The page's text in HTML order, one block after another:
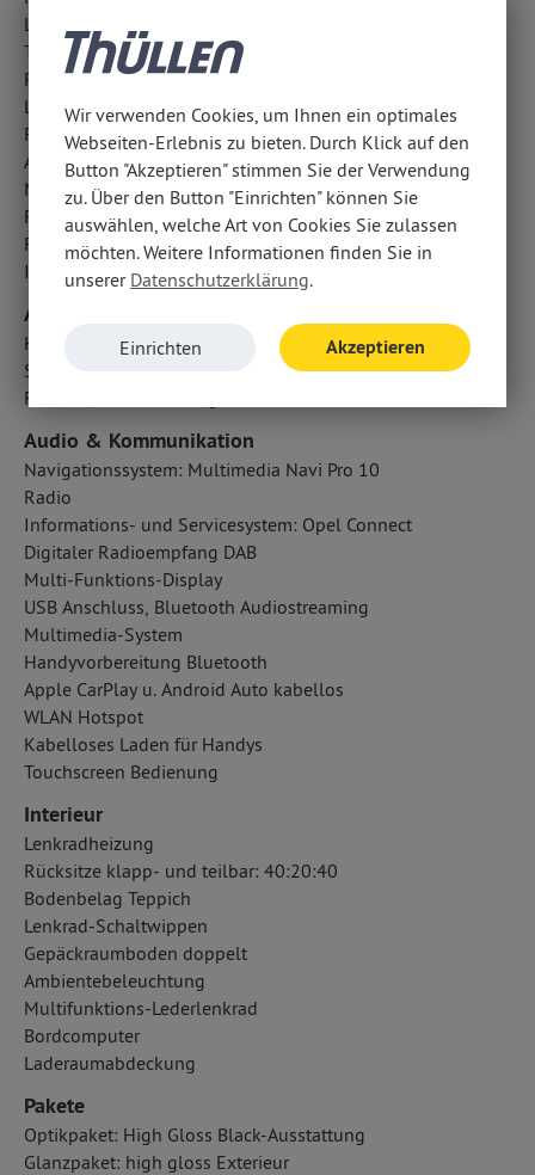
LED-Nebelscheinwerfer
Totwinkel-Assistent
Reifendruckkontrolle
LED-Tagfahrlicht
Fahrlichtautomatik
Aufmerksamkeitsassistent
Notbremsassistent
Regensensor
Fußgängerschutzsystem
ISOFIX Kindersitzbefestigung
Airbags
Kopfairbag vorn und hinten
Seitenairbag vorn
Fahrer- /Beifahrerairbag
Audio & Kommunikation
Navigationssystem: Multimedia Navi Pro 10
Radio
Informations- und Servicesystem: Opel Connect
Digitaler Radioempfang DAB
Multi-Funktions-Display
USB Anschluss, Bluetooth Audiostreaming
Multimedia-System
Handyvorbereitung Bluetooth
Apple CarPlay u. Android Auto kabellos
WLAN Hotspot
Kabelloses Laden für Handys
Touchscreen Bedienung
Interieur
Lenkradheizung
Rücksitze klapp- und teilbar: 40:20:40
Bodenbelag Teppich
Lenkrad-Schaltwippen
Gepäckraumboden doppelt
Ambientebeleuchtung
Multifunktions-Lederlenkrad
Bordcomputer
Laderaumabdeckung
Pakete
Optikpaket: High Gloss Black-Ausstattung
Glanzpaket: high gloss Exterieur
Wir verwenden Cookies, um Ihnen ein optimales
Webseiten-Erlebnis zu bieten. Durch Klick auf den
Button "Akzeptieren" stimmen Sie der Verwendung
zu. Über den Button "Einrichten" können Sie
auswählen, welche Art von Cookies Sie zulassen
möchten. Weitere Informationen finden Sie in
unserer Datenschutzerklärung.
Einrichten Akzeptieren